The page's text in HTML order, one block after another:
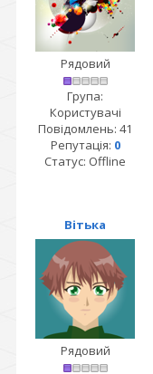
Рядовий
Група:
Користувачі
Повідомлень: 41
Репутація: 0
Статус: Offline
Вітька
Рядовий